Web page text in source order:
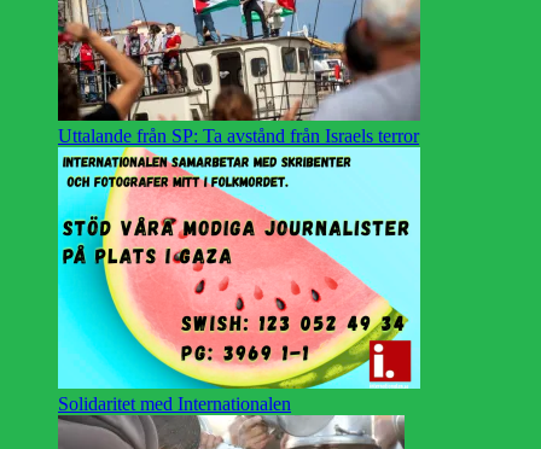
Uttalande från SP: Ta avstånd från Israels terror
Solidaritet med Internationalen